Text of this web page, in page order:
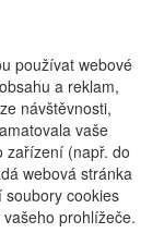
používat webové
a reklam,
návštěvnosti,
vaše
zařízení (např. do
webová stránka
cookies
prohlížeče.